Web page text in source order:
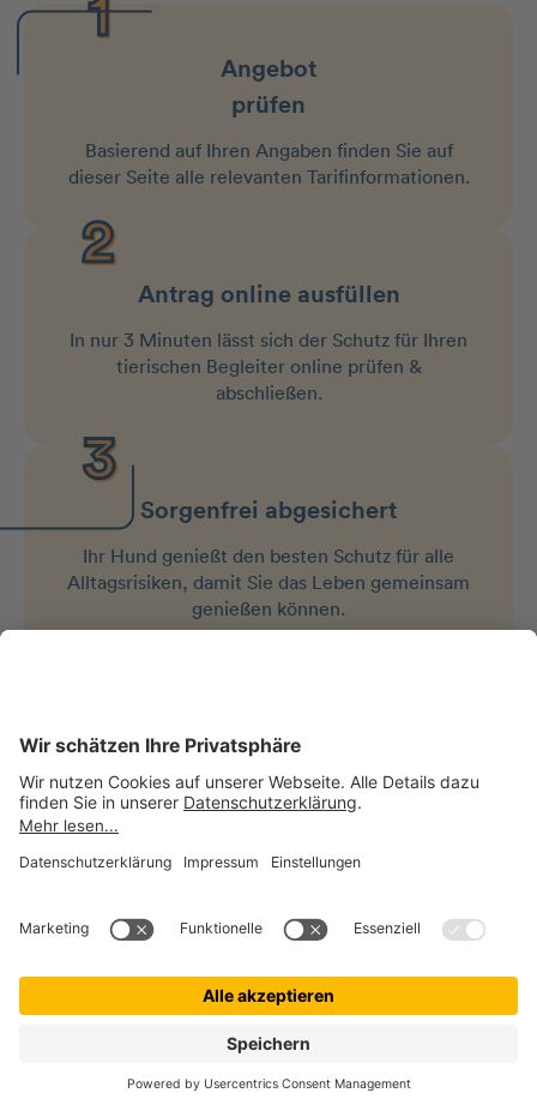
Angebot
prüfen
Basierend auf Ihren Angaben finden Sie auf
dieser Seite alle relevanten Tarifinformationen.
Antrag online ausfüllen
In nur 3 Minuten lässt sich der Schutz für Ihren
tierischen Begleiter online prüfen &
abschließen.
Sorgenfrei abgesichert
Ihr Hund genießt den besten Schutz für alle
Alltagsrisiken, damit Sie das Leben gemeinsam
genießen können.
Jetzt Beitrag berechnen
KUNDENBEWERTUNGEN
Unsere Kund:innen und ihre
Fellnasensind zufrieden